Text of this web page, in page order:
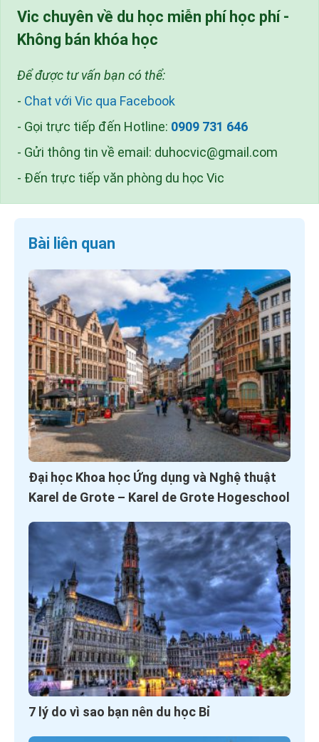
Vic chuyên về du học miễn phí học phí -
Không bán khóa học
Để được tư vấn bạn có thể:
- Chat với Vic qua Facebook
- Gọi trực tiếp đến Hotline: 0909 731 646
- Gửi thông tin về email: duhocvic@gmail.com
- Đến trực tiếp văn phòng du học Vic
Bài liên quan
Đại học Khoa học Ứng dụng và Nghệ thuật
Karel de Grote – Karel de Grote Hogeschool
7 lý do vì sao bạn nên du học Bỉ